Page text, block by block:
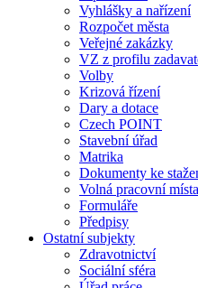
Vyhlášky a nařízení
Rozpočet města
Veřejné zakázky
VZ z profilu
Volby
Krizová řízení
Dary a dotace
Czech POINT
Stavební úřad
Matrika
Dokumenty ke
Volná pracovní místa
Formuláře
Předpisy
Ostatní subjekty
Zdravotnictví
Sociální sféra